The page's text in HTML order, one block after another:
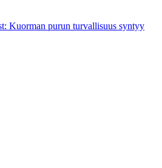
Kuorman purun turvallisuus syntyy